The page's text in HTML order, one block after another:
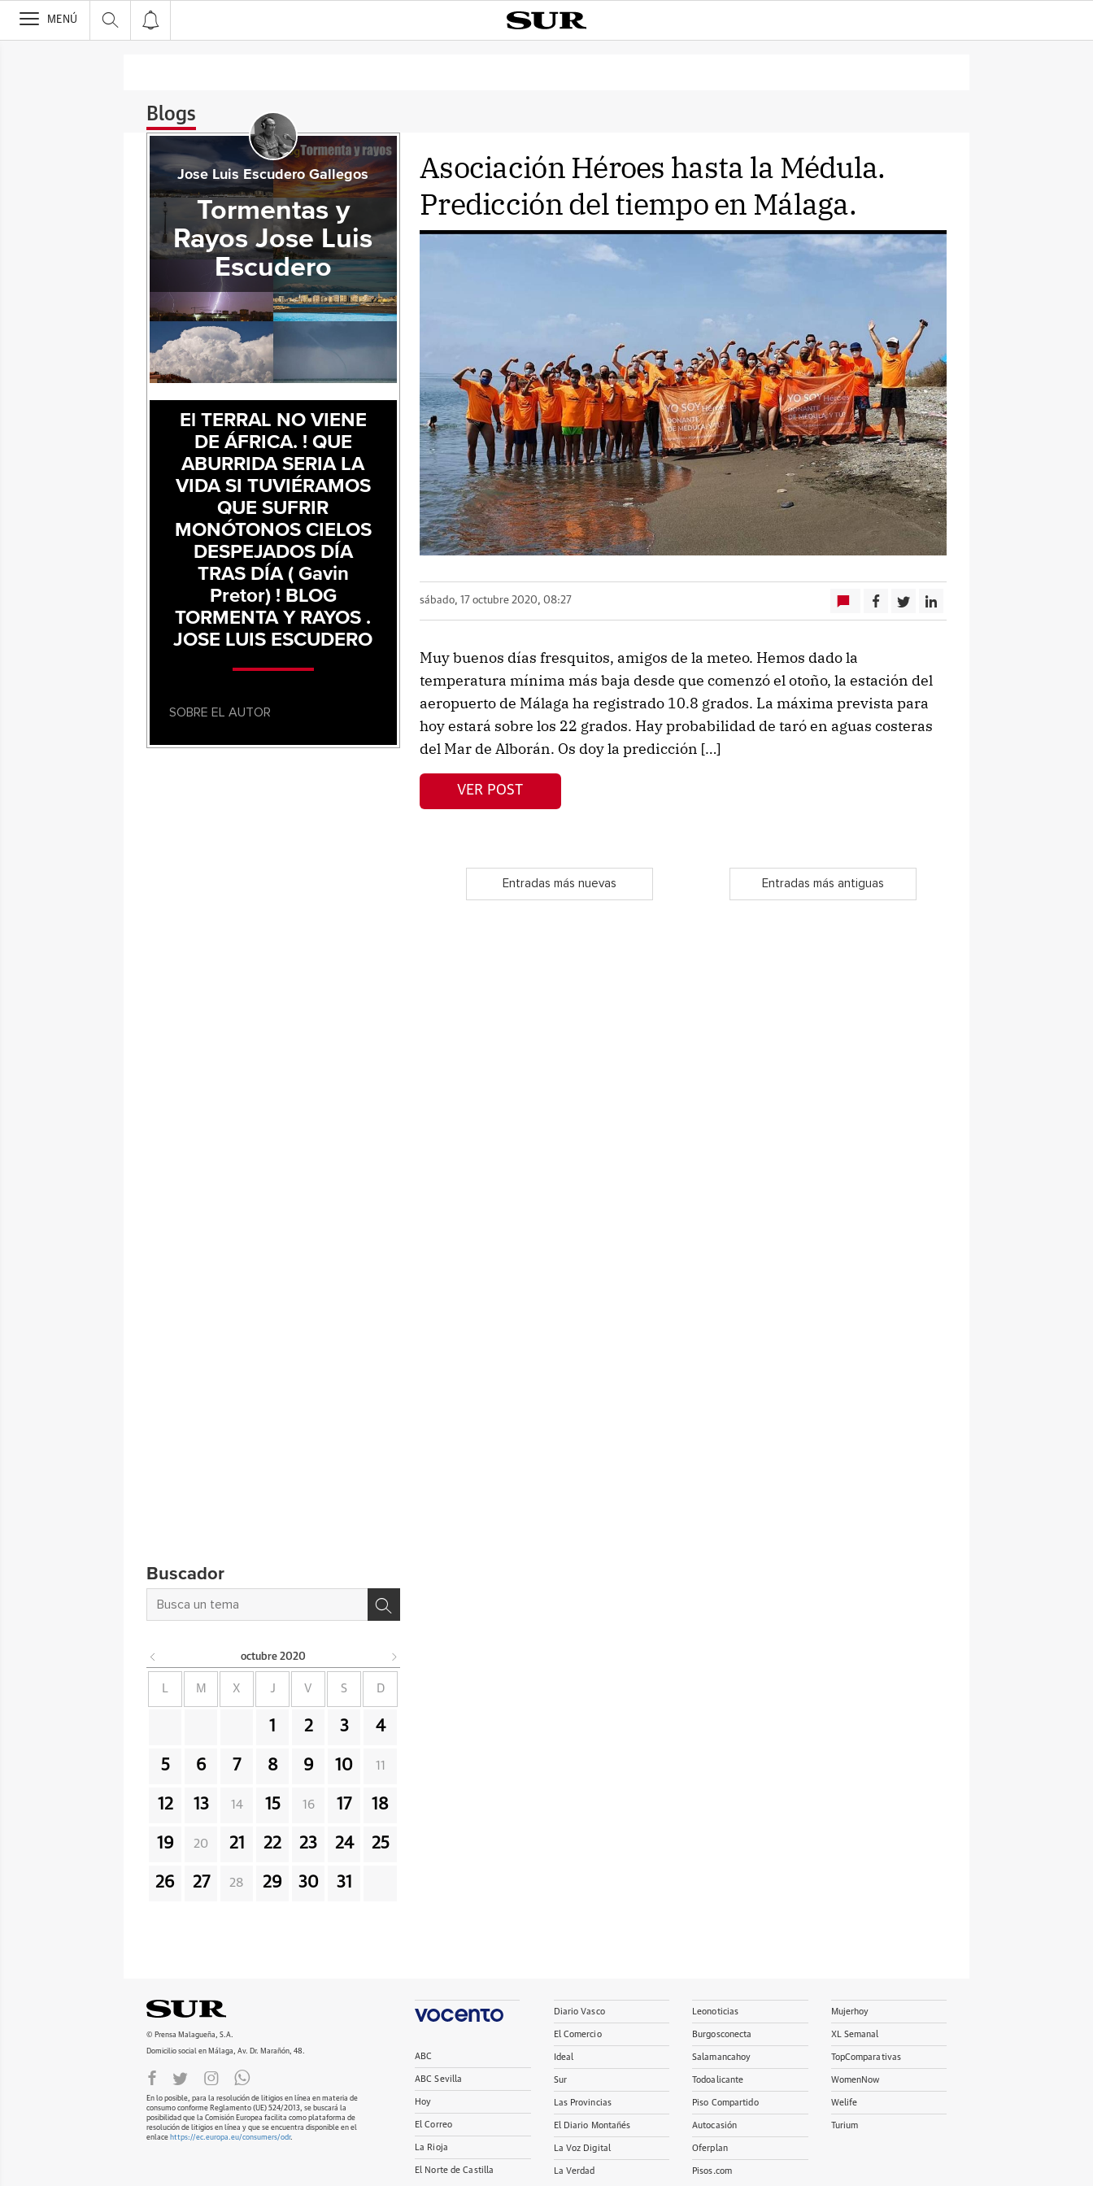
>
MENÚ
Blogs
Asociación Héroes hasta la Médula.
Predicción del tiempo en Málaga.
sábado, 17 octubre 2020, 08:27
Muy buenos días fresquitos, amigos de la meteo. Hemos dado la
temperatura mínima más baja desde que comenzó el otoño, la estación del
aeropuerto de Málaga ha registrado 10.8 grados. La máxima prevista para
hoy estará sobre los 22 grados. Hay probabilidad de taró en aguas costeras
del Mar de Alborán. Os doy la predicción […]
VER POST
Entradas más nuevas Entradas más antiguas
Jose Luis Escudero Gallegos
Tormentas y
Rayos Jose Luis
Escudero
El TERRAL NO VIENE
DE ÁFRICA. ! QUE
ABURRIDA SERIA LA
VIDA SI TUVIÉRAMOS
QUE SUFRIR
MONÓTONOS CIELOS
DESPEJADOS DÍA
TRAS DÍA ( Gavin
Pretor) ! BLOG
TORMENTA Y RAYOS .
JOSE LUIS ESCUDERO
SOBRE EL AUTOR
Buscador
octubre 2020
L M X J V S D
1 2 3 4
5 6 7 8 9 10 11
12 13 14 15 16 17 18
19 20 21 22 23 24 25
26 27 28 29 30 31
© Prensa Malagueña, S.A.
Domicilio social en Málaga, Av. Dr. Marañón, 48.
En lo posible, para la resolución de litigios en línea en materia de
consumo conforme Reglamento (UE) 524/2013, se buscará la
posibilidad que la Comisión Europea facilita como plataforma de
resolución de litigios en línea y que se encuentra disponible en el
enlace https://ec.europa.eu/consumers/odr.
ABC
ABC Sevilla
Hoy
El Correo
La Rioja
El Norte de Castilla
Diario Vasco
El Comercio
Ideal
Sur
Las Provincias
El Diario Montañés
La Voz Digital
La Verdad
Leonoticias
Burgosconecta
Salamancahoy
Todoalicante
Piso Compartido
Autocasión
Oferplan
Pisos.com
Mujerhoy
XL Semanal
TopComparativas
WomenNow
Welife
Turium